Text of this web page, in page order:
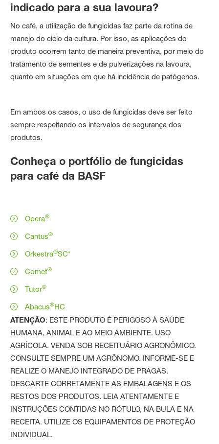
indicado para a sua lavoura?
No café, a utilização de fungicidas faz parte da rotina de
manejo do ciclo da cultura. Por isso, as aplicações do
produto ocorrem tanto de maneira preventiva, por meio do
tratamento de sementes e de pulverizações na lavoura,
quanto em situações em que há incidência de patógenos.
Em ambos os casos, o uso de fungicidas deve ser feito
sempre respeitando os intervalos de segurança dos
produtos.
Conheça o portfólio de fungicidas
para café da BASF
Opera®
Cantus®
Orkestra®SC*
Comet®
Tutor®
Abacus®HC
ATENÇÃO: ESTE PRODUTO É PERIGOSO À SAÚDE
HUMANA, ANIMAL E AO MEIO AMBIENTE. USO
AGRÍCOLA. VENDA SOB RECEITUÁRIO AGRONÔMICO.
CONSULTE SEMPRE UM AGRÔNOMO. INFORME-SE E
REALIZE O MANEJO INTEGRADO DE PRAGAS.
DESCARTE CORRETAMENTE AS EMBALAGENS E OS
RESTOS DOS PRODUTOS. LEIA ATENTAMENTE E
INSTRUÇÕES CONTIDAS NO RÓTULO, NA BULA E NA
RECEITA. UTILIZE OS EQUIPAMENTOS DE PROTEÇÃO
INDIVIDUAL.